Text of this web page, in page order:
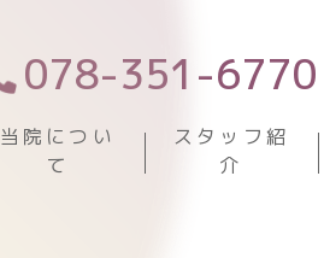
078-351-6770
当院につい
て
スタッフ紹
介